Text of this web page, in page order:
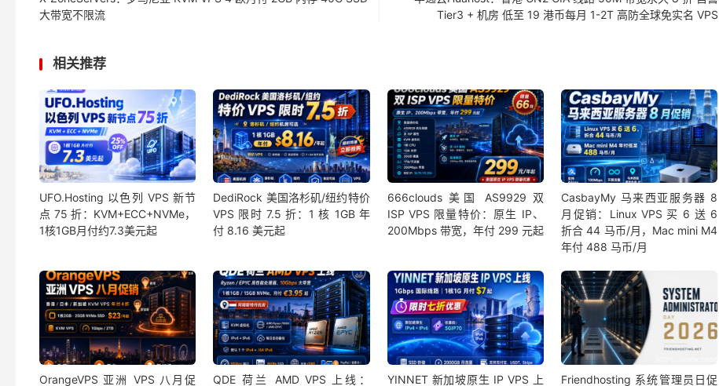
大带宽不限流
Tier3 + 机房 低至 19 港币每月 1-2T 高防全球免实名 VPS
相关推荐
UFO.Hosting 以色列 VPS 新节
点 75 折：KVM+ECC+NVMe，
1核1GB月付约7.3美元起
DediRock 美国洛杉矶/纽约特价
VPS 限时 7.5 折：1 核 1GB 年
付 8.16 美元起
666clouds 美国 AS9929 双
ISP VPS 限量特价：原生 IP、
200Mbps 带宽，年付 299 元起
CasbayMy 马来西亚服务器 8
月促销：Linux VPS 买 6 送 6
折合 44 马币/月，Mac mini M4
年付 488 马币/月
OrangeVPS 亚洲 VPS 八月促 QDE 荷兰 AMD VPS 上线： YINNET 新加坡原生 IP VPS 上 Friendhosting 系统管理员日促